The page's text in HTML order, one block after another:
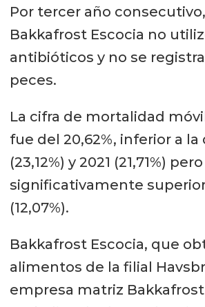
Por tercer año
Bakkafrost Escocia no
antibióticos y no se
peces.
La cifra de mortalidad
fue del 20,62%, inferior a la
(23,12%) y 2021 (21,71%) pero
significativamente
(12,07%).
Bakkafrost Escocia, que
alimentos de la filial
empresa matriz